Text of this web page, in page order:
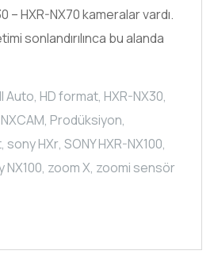
– HXR-NX70 kameralar vardı.
sonlandırılınca bu alanda
Auto, HD format, HXR-NX30,
NXCAM, Prodüksiyon,
, sony HXr, SONY HXR-NX100,
NX100, zoom X, zoomi sensör